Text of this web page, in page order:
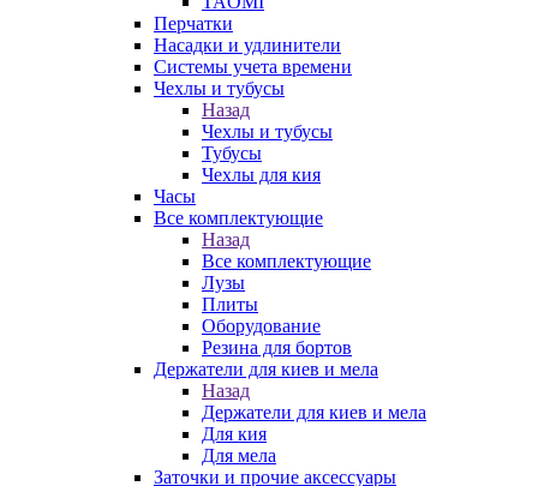
Перчатки
Насадки и удлинители
Системы учета времени
Чехлы и тубусы
Назад
Чехлы и тубусы
Тубусы
Чехлы для кия
Часы
Все комплектующие
Назад
Все комплектующие
Лузы
Плиты
Оборудование
Резина для бортов
Держатели для киев и мела
Назад
Держатели для киев и мела
Для кия
Для мела
Заточки и прочие аксессуары